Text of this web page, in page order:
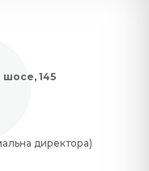
145
директора)